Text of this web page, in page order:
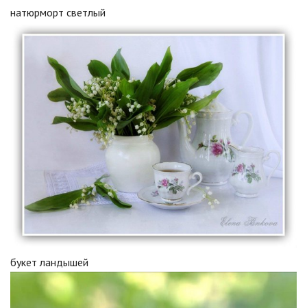
натюрморт светлый
букет ландышей